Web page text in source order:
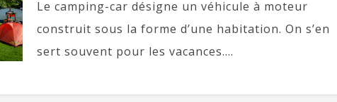
Le camping-car désigne un véhicule à moteur
construit sous la forme d’une habitation. On s’en
sert souvent pour les vacances....